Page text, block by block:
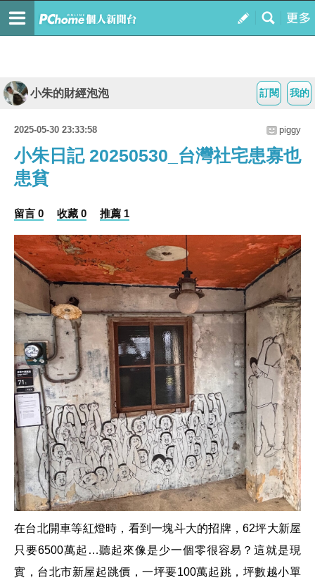
我的
訂閱
小朱的財經泡泡
2025-05-30 23:33:58 piggy
小朱日記 20250530_台灣社宅患寡也
患貧
留言 0 收藏 0 推薦 1
在台北開車等紅燈時，看到一塊斗大的招牌， 62坪大新屋
只要6500萬起 …聽起來像是少一個零很容易？這就是現
實，台北市新屋起跳價，一坪要100萬起跳，坪數越小單